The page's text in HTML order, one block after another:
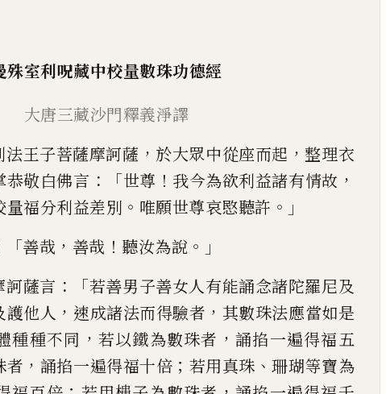
殊室利呪藏中校量數珠功德經
大唐三藏沙門釋義淨譯
法王子菩薩摩訶薩 ， 於大眾中從座而起 ，整理衣
恭敬白佛言 ：「世尊 ！ 我今為欲利益諸有情故 ，
量福分利益差別 。 唯願世尊哀愍聽許 。」
「善哉 ， 善哉 ！ 聽汝為說 。」
訶薩言 ：「若善男子善女人有能誦念諸陀羅尼及
護他人 ， 速成諸法而得驗者 ， 其數珠法應當如是
種種不同 ， 若以鐵為數珠者 ， 誦掐一遍得福五
者 ， 誦掐一遍得福十倍 ； 若用真珠 、珊瑚等寶為